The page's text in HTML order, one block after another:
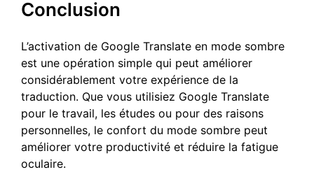
Conclusion
L’activation de Google Translate en mode sombre
est une opération simple qui peut améliorer
considérablement votre expérience de la
traduction. Que vous utilisiez Google Translate
pour le travail, les études ou pour des raisons
personnelles, le confort du mode sombre peut
améliorer votre productivité et réduire la fatigue
oculaire.